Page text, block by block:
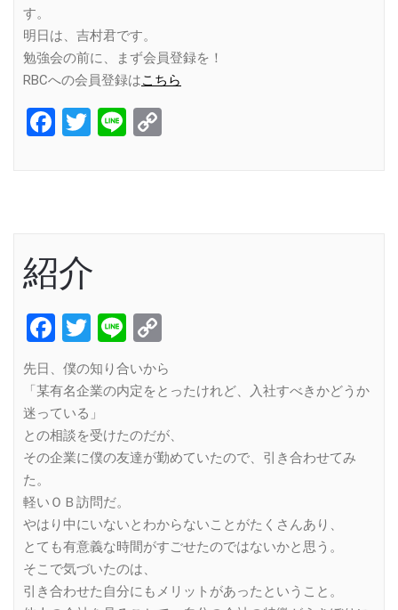
す。
明日は、吉村君です。
勉強会の前に、まず会員登録を！
RBCへの会員登録はこちら
Facebook
Twitter
Line
紹介
Facebook
Twitter
Line
Link
先日、僕の知り合いから
「某有名企業の内定をとったけれど、入社すべきかどうか
迷っている」
との相談を受けたのだが、
その企業に僕の友達が勤めていたので、引き合わせてみ
た。
軽いＯＢ訪問だ。
やはり中にいないとわからないことがたくさんあり、
とても有意義な時間がすごせたのではないかと思う。
そこで気づいたのは、
引き合わせた自分にもメリットがあったということ。